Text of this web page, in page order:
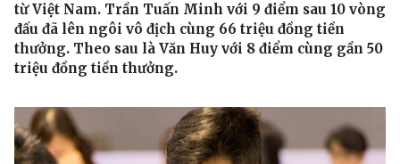
từ Việt Nam. Trần Tuấn Minh với 9 điểm sau 10 vòng
đấu đã lên ngôi vô địch cùng 66 triệu đồng tiền
thưởng. Theo sau là Văn Huy với 8 điểm cùng gần 50
triệu đồng tiền thưởng.